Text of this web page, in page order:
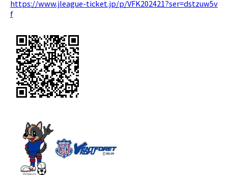
https://www.jleague-ticket.jp/p/VFK202421?ser=dstzuw5v
f